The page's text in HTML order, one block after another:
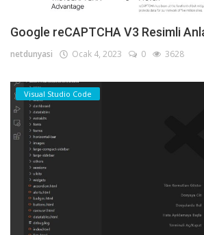
Google reCAPTCHA V3 Resimli
netdunyasi Ocak 4, 2023 0 3628
Visual Studio Code